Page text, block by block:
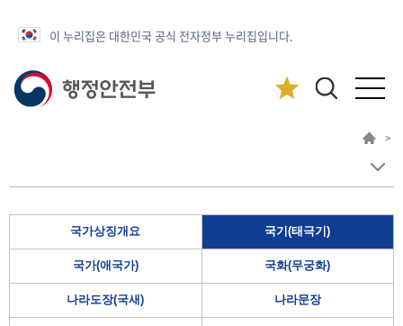
이 누리집은 대한민국 공식 전자정부 누리집입니다.
>
국가상징개요 국기(태극기)
국가(애국가) 국화(무궁화)
나라도장(국새) 나라문장